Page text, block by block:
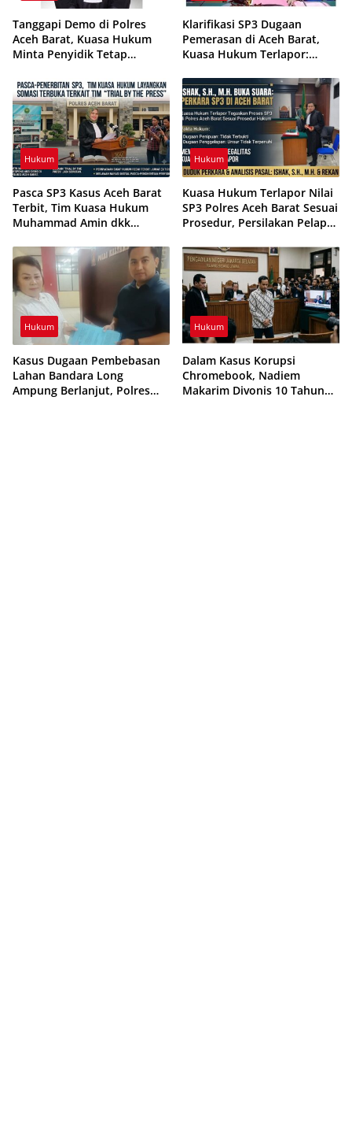
Tanggapi Demo di Polres
Aceh Barat, Kuasa Hukum
Minta Penyidik Tetap
Klarifikasi SP3 Dugaan
Pemerasan di Aceh Barat,
Kuasa Hukum Terlapor:
Hukum dan Adat
Hukum
Pasca SP3 Kasus Aceh Barat
Terbit, Tim Kuasa Hukum
Muhammad Amin dkk
Ingatkan Potensi
Pelanggaran UU ITE
Hukum
Kuasa Hukum Terlapor Nilai
SP3 Polres Aceh Barat Sesuai
Prosedur, Persilakan Pelapor
Hukum
Kasus Dugaan Pembebasan
Lahan Bandara Long
Ampung Berlanjut, Polres
Hukum
Dalam Kasus Korupsi
Chromebook, Nadiem
Makarim Divonis 10 Tahun